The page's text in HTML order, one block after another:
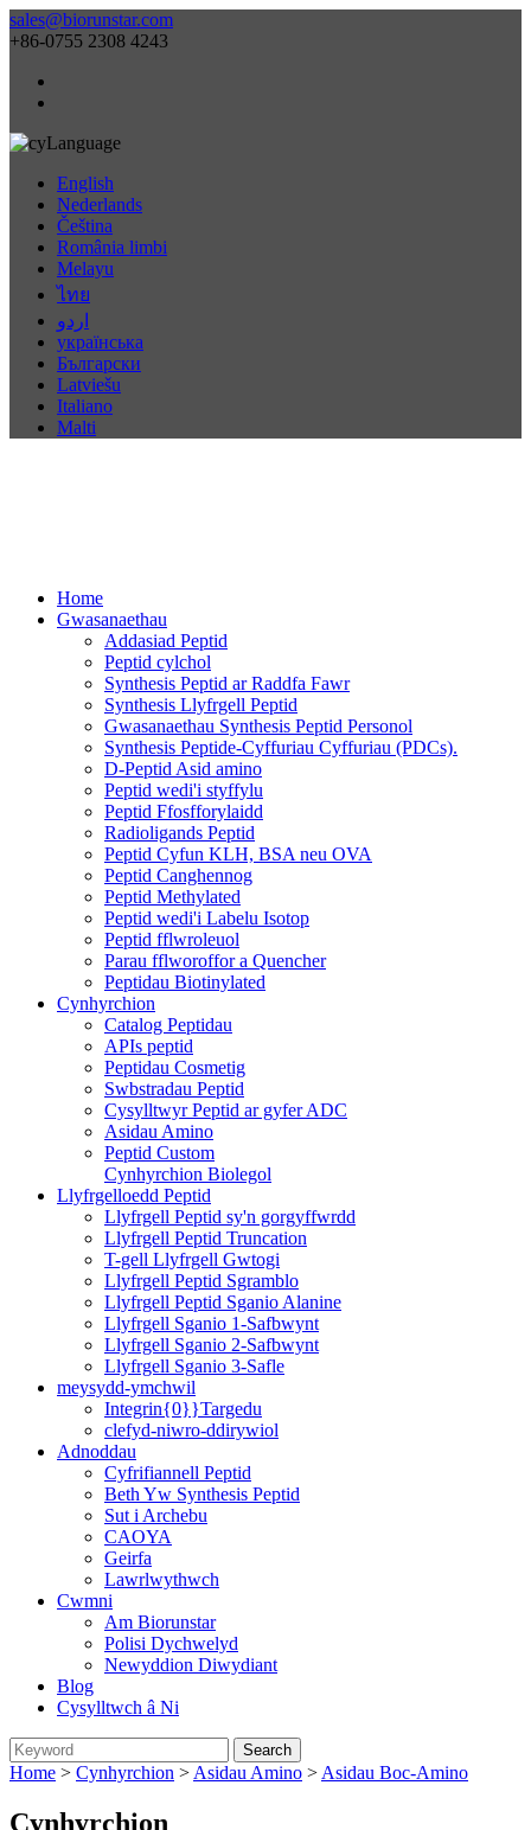
sales@biorunstar.com
+86-0755 2308 4243
Language
English
Nederlands
Čeština
România limbi
Melayu
ไทย
اردو
українська
Български
Latviešu
Italiano
Malti
Home
Gwasanaethau
Addasiad Peptid
Peptid cylchol
Synthesis Peptid ar Raddfa Fawr
Synthesis Llyfrgell Peptid
Gwasanaethau Synthesis Peptid Personol
Synthesis Peptide-Cyffuriau Cyffuriau (PDCs).
D-Peptid Asid amino
Peptid wedi'i styffylu
Peptid Ffosfforylaidd
Radioligands Peptid
Peptid Cyfun KLH, BSA neu OVA
Peptid Canghennog
Peptid Methylated
Peptid wedi'i Labelu Isotop
Peptid fflwroleuol
Parau fflworoffor a Quencher
Peptidau Biotinylated
Cynhyrchion
Catalog Peptidau
APIs peptid
Peptidau Cosmetig
Swbstradau Peptid
Cysylltwyr Peptid ar gyfer ADC
Asidau Amino
Peptid Custom
Cynhyrchion Biolegol
Llyfrgelloedd Peptid
Llyfrgell Peptid sy'n gorgyffwrdd
Llyfrgell Peptid Truncation
T-gell Llyfrgell Gwtogi
Llyfrgell Peptid Sgramblo
Llyfrgell Peptid Sganio Alanine
Llyfrgell Sganio 1-Safbwynt
Llyfrgell Sganio 2-Safbwynt
Llyfrgell Sganio 3-Safle
meysydd-ymchwil
Integrin{0}}Targedu
clefyd-niwro-ddirywiol
Adnoddau
Cyfrifiannell Peptid
Beth Yw Synthesis Peptid
Sut i Archebu
CAOYA
Geirfa
Lawrlwythwch
Cwmni
Am Biorunstar
Polisi Dychwelyd
Newyddion Diwydiant
Blog
Cysylltwch â Ni
Home > Cynhyrchion > Asidau Amino > Asidau Boc-Amino
Cynhyrchion